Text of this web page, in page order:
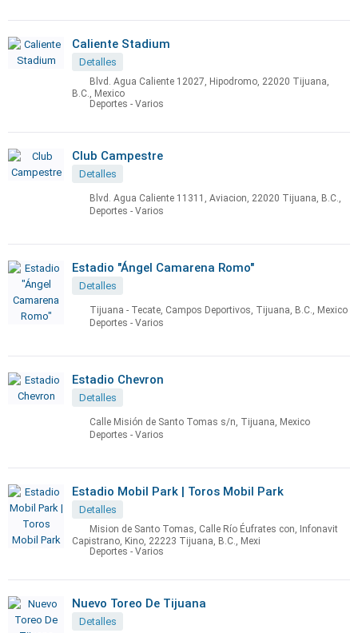
Caliente Stadium
Detalles
Blvd. Agua Caliente 12027, Hipodromo, 22020 Tijuana,
B.C., Mexico
Deportes - Varios
Club Campestre
Detalles
Blvd. Agua Caliente 11311, Aviacion, 22020 Tijuana, B.C.,
Deportes - Varios
Estadio "Ángel Camarena Romo"
Detalles
Tijuana - Tecate, Campos Deportivos, Tijuana, B.C., Mexico
Deportes - Varios
Estadio Chevron
Detalles
Calle Misión de Santo Tomas s/n, Tijuana, Mexico
Deportes - Varios
Estadio Mobil Park | Toros Mobil Park
Detalles
Mision de Santo Tomas, Calle Río Éufrates con, Infonavit
Capistrano, Kino, 22223 Tijuana, B.C., Mexi
Deportes - Varios
Nuevo Toreo De Tijuana
Detalles